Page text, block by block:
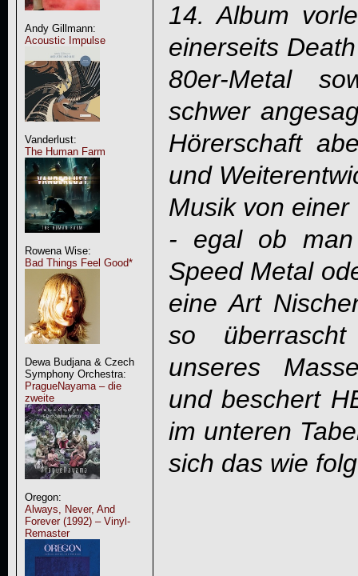
Andy Gillmann:
Acoustic Impulse
Vanderlust:
The Human Farm
Rowena Wise:
Bad Things Feel Good*
Dewa Budjana & Czech
Symphony Orchestra:
PragueNayama – die
zweite
Oregon:
Always, Never, And
Forever (1992) – Vinyl-
Remaster
14. Album
einerseits
80er-Metal
schwer
Hörerschaft
und
Musik von
- egal ob
Speed Metal
eine Art
so
unseres
und beschert
im unteren
sich das wie